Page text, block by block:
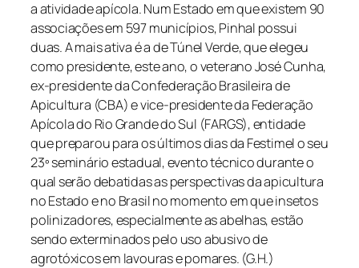
a atividade apícola. Num Estado em que existem 90
associações em 597 municípios, Pinhal possui
duas. A mais ativa é a de Túnel Verde, que elegeu
como presidente, este ano, o veterano José Cunha,
ex-presidente da Confederação Brasileira de
Apicultura (CBA) e vice-presidente da Federação
Apícola do Rio Grande do Sul (FARGS), entidade
que preparou para os últimos dias da Festimel o seu
23º seminário estadual, evento técnico durante o
qual serão debatidas as perspectivas da apicultura
no Estado e no Brasil no momento em que insetos
polinizadores, especialmente as abelhas, estão
sendo exterminados pelo uso abusivo de
agrotóxicos em lavouras e pomares. (G.H.)